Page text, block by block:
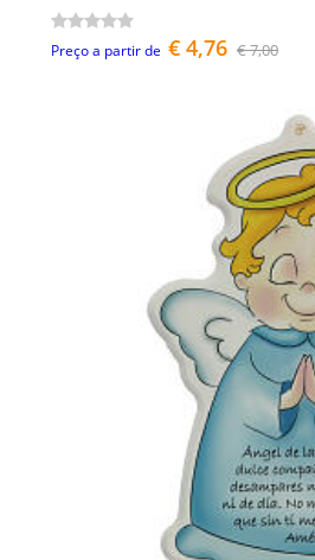
Preço a partir de € 4,76 € 7,00